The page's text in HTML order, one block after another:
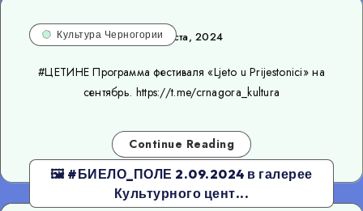
Культура Черногории30 августа, 2024
#ЦЕТИНЕ Программа фестиваля «Ljeto u Prijestonici» на
сентябрь. https://t.me/crnagora_kultura
Continue Reading
🖼 #БИЕЛО_ПОЛЕ 2.09.2024 в галерее
Культурного цент...